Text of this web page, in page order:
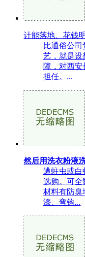
计能落地、花钱
比通俗公
艺，就是设
障，对西安
担任。...
然后用洗衣粉液
遭蛀虫或白
选购。可全
材料有防臭
漆、弯钩...